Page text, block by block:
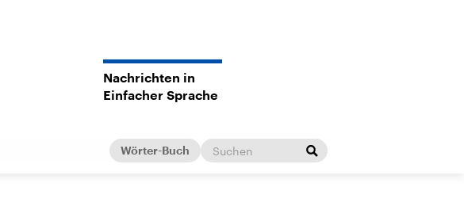
Nachrichten in
Einfacher Sprache
Wörter-Buch